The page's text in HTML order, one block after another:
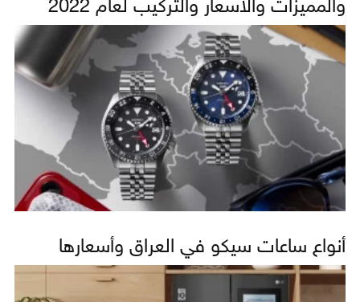
والمميزات والأسعار والتركيب لعام 2022
أنواع ساعات سيكو في العراق وأسعارها